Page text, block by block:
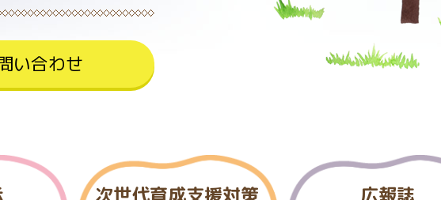
い合わせ
次世代育成支援対策
広報誌